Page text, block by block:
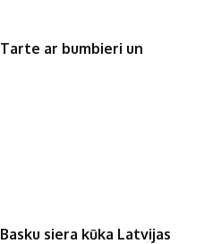
Tarte ar bumbieri un
Basku siera kūka Latvijas